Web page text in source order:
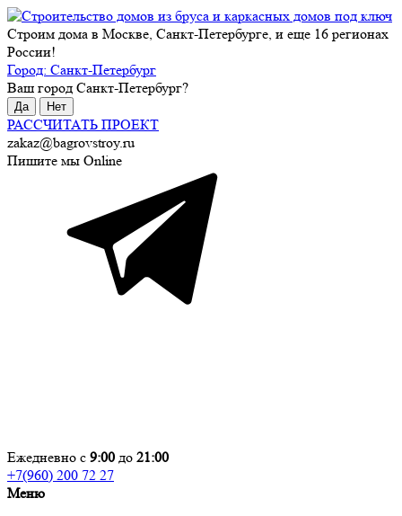
Строим дома в Москве, Санкт-Петербурге, и еще 16 регионах
России!
Город: Санкт-Петербург
Ваш город Санкт-Петербург?
Да Нет
РАССЧИТАТЬ ПРОЕКТ
zakaz@bagrovstroy.ru
Пишите мы Online
Ежедневно с 9:00 до 21:00
+7(960) 200 72 27
Меню